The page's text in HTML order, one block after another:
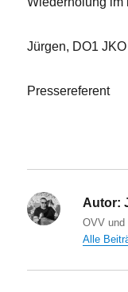
Jürgen, DO1 JKO
Pressereferent
Autor:
OVV und
Alle